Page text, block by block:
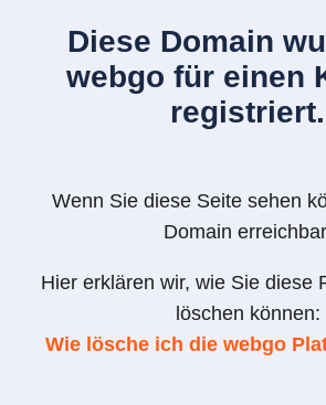
Diese Domain
webgo für einen
registriert.
Wenn Sie diese Seite sehen
Domain
Hier erklären wir, wie Sie diese
löschen können:
Wie lösche ich die webgo